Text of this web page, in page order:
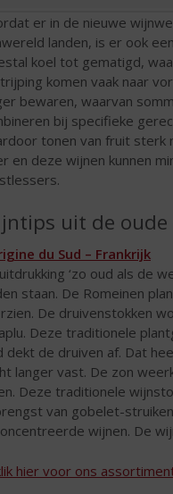
er in de nieuwe
landen, is er ook
koel tot gematigd,
komen vaak naar
bewaren, waarvan
bij specifieke
tonen van fruit sterk
en deze wijnen kunnen
uit de oude
du Sud – Frankrijk
‘zo oud als de
staan. De Romeinen
De druivenstokken
Deze traditionele
dekt de druiven af. Dat
langer vast. De zon
Deze traditionele
van gobelet-
wijnen. De
hier voor ons